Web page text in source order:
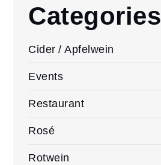
Categories
Cider / Apfelwein
Events
Restaurant
Rosé
Rotwein